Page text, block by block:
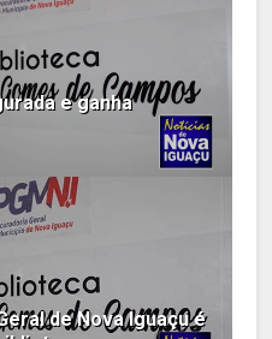
e ganha
de Nova Iguaçu é